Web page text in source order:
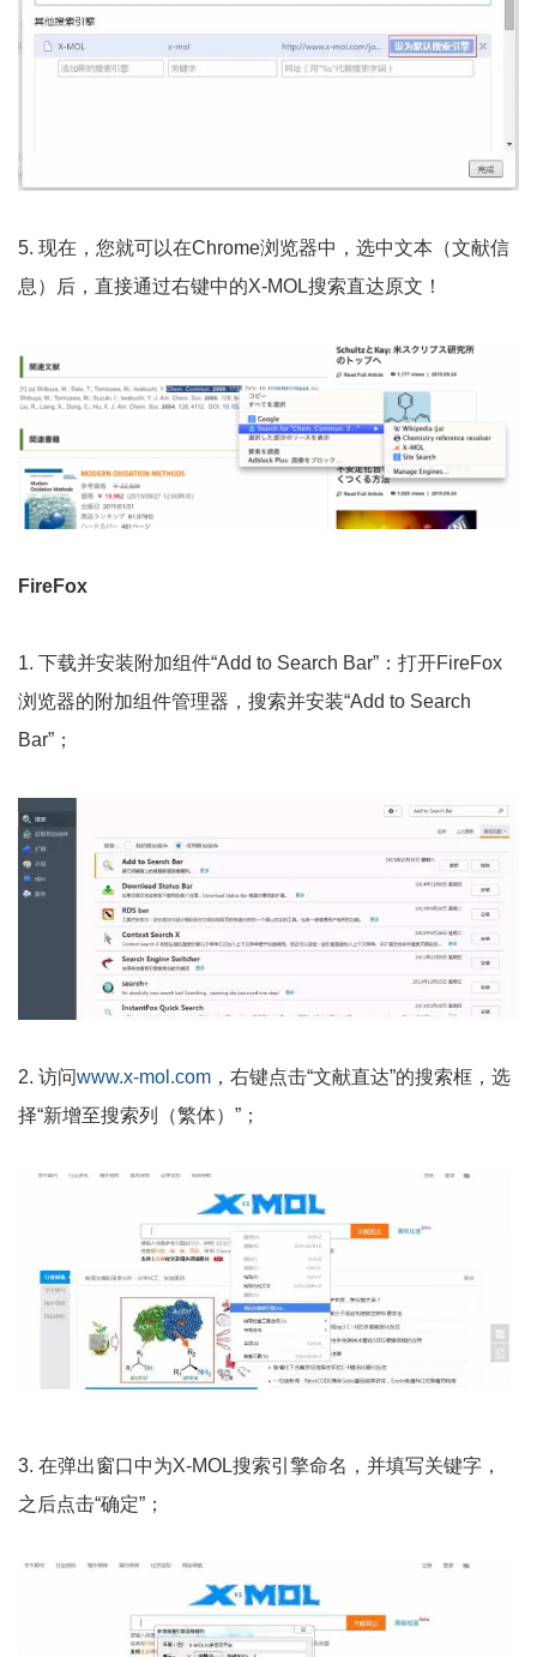
5. 现在，您就可以在Chrome浏览器中，选中文本（文献信
息）后，直接通过右键中的X-MOL搜索直达原文！
FireFox
1. 下载并安装附加组件“Add to Search Bar”：打开FireFox
浏览器的附加组件管理器，搜索并安装“Add to Search
Bar”；
2. 访问www.x-mol.com ，右键点击“文献直达”的搜索框，选
择“新增至搜索列（繁体）”；
3. 在弹出窗口中为X-MOL搜索引擎命名，并填写关键字，
之后点击“确定”；